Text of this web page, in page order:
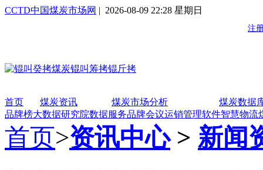
CCTD中国煤炭市场网 | 2026-08-09 22:28 星期日
首页 煤炭资讯 煤炭市场分析
煤炭数据
品牌榜大数据研究院数据服务品牌会议运销管理软件智慧物流
首页>资讯中心> 新闻